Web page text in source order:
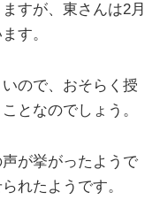
すが、東さんは2月
す。
ので、おそらく授
となのでしょう。
が挙がったようで
れたようです。